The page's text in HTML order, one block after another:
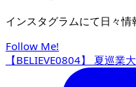
インスタグラムにて日々情
Follow Me!
【BELIEVE0804】 夏巡業